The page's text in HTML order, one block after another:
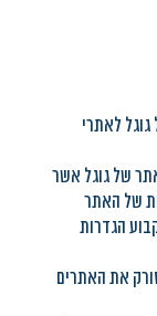
לאתרי
של גוגל אשר
של האתר
הגדרות
את האתרים